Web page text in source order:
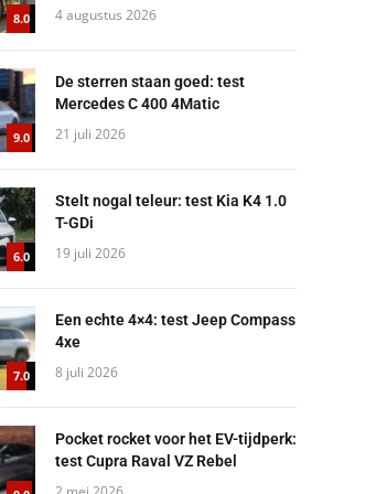
8.0 4 augustus 2026
9.0
De sterren staan goed: test
Mercedes C 400 4Matic
21 juli 2026
6.0
Stelt nogal teleur: test Kia K4 1.0
T-GDi
19 juli 2026
7.0
Een echte 4×4: test Jeep Compass
4xe
8 juli 2026
Pocket rocket voor het EV-tijdperk:
test Cupra Raval VZ Rebel